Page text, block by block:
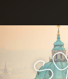
e
i
c
S